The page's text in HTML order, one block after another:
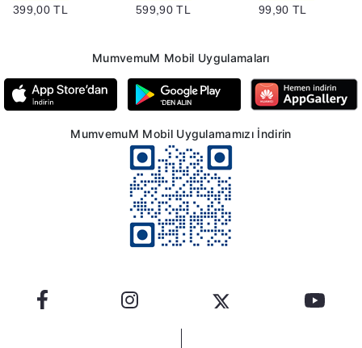
399,00 TL 599,90 TL 99,90 TL
MumvemuM Mobil Uygulamaları
MumvemuM Mobil Uygulamamızı İndirin